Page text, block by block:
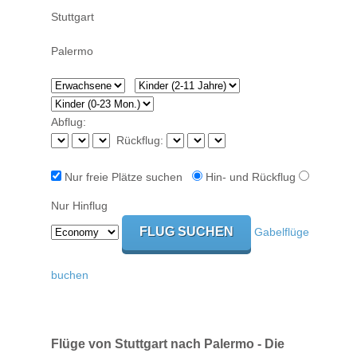
Abflug:
Rückflug:
Nur freie Plätze suchen Hin- und Rückflug
Nur Hinflug
Gabelflüge
buchen
Flüge von Stuttgart nach Palermo - Die